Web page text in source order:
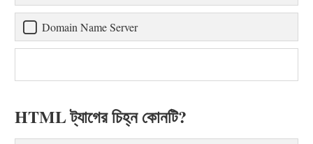
Domain Name Server
HTML ট্যাগের চিহ্ন কোনটি?